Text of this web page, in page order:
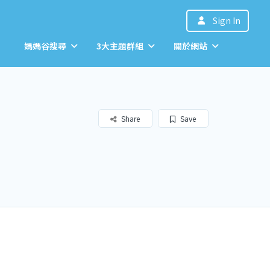
Sign In
媽媽谷搜尋 3大主題群組 關於網站
Save
Share